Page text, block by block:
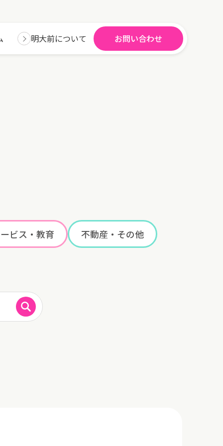
明大前について お問い合わせ
ビス・教育 不動産・その他